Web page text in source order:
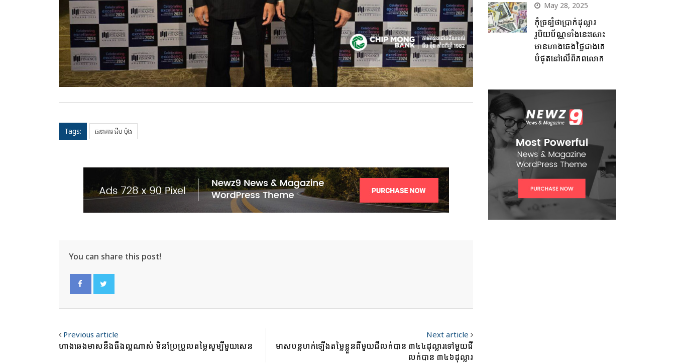
Tags: ធនាគារ ជីប ម៉ុង
You can share this post!
Previous article
ហាងឆេងមាសនឹងធឹងល្អណាស់ មិនប្រែប្រួលតម្លៃសូម្បីមួយសេន
Next article
មាសបន្តហក់ឡើងតម្លៃខ្លួនពីមួយជីលក់បាន ៣៤៤ដុល្លារទៅមួយជី
លក់បាន ៣៤៦ដុល្លារ
May 28, 2025
កុំច្រឡំថាប្រាក់ដុល្លារ
រូបិយប័ណ្ណទាំងនេះសោះ
មានហាងឆេងថ្លៃជាងគេ
បំផុតនៅលើពិភពលោក